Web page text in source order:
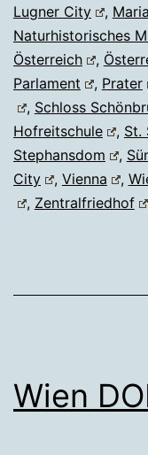
Lugner City
,
Naturhistorisches
Österreich
,
Parlament
, Prater
, Schloss
Hofreitschule
, St.
Stephansdom
,
City
, Vienna ,
, Zentralfriedhof
Wien